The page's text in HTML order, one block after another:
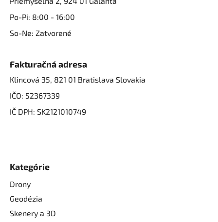
Po-Pi: 8:00 - 16:00
So-Ne: Zatvorené
Fakturačná adresa
Klincová 35, 821 01 Bratislava Slovakia
IČO: 52367339
IČ DPH: SK2121010749
Kategórie
Drony
Geodézia
Skenery a 3D